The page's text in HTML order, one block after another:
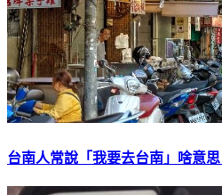
台南人常說「我要去台南」啥意